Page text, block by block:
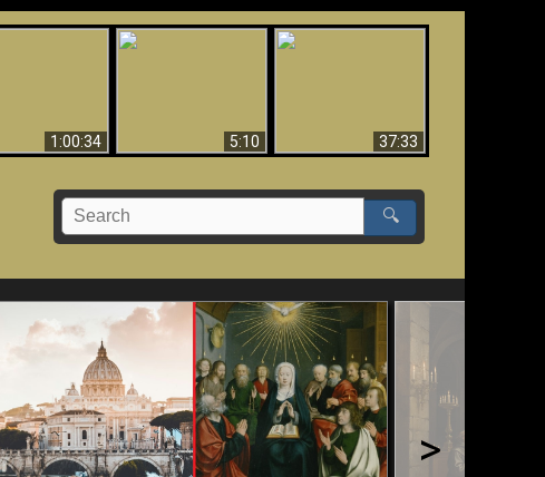
1:00:34
5:10
37:33
🔍
>